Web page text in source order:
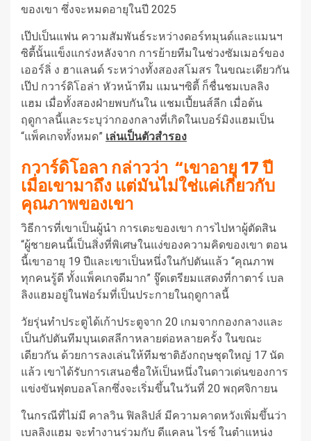
ของเขา ซึ่งจะหมดอายุในปี 2025
เป๊ปเป็นแฟน ความสัมพันธ์ระหว่างดอร์ทมุนด์และแมนฯ
ซิตี้นั้นแข็งแกร่งหลังจาก การย้ายทีมในช่วงซัมเมอร์ของ
เออร์ลิ่ ง ฮาแลนด์ ระหว่างทั้งสองสโมสร ในขณะเดียวกัน
เป๊ป กวาร์ดิโอล่า หัวหน้าทีม แมนฯซิตี้ ก็ชื่นชมเบลลิง
แฮม เมื่อทั้งสองฝ่ายพบกันใน แชมเปี้ยนส์ลีก เมื่อต้น
ฤดูกาลนี้และระบุว่ากองกลางที่เกิดในเบอร์มิงแฮมเป็น
“แพ็คเกจทั้งหมด” เล่นเป็นตัวสํารอง
กวาร์ดิโอลา กล่าวว่า “เขาอายุ 17 ปี
เมื่อเขามาถึง แต่มันไม่ใช่แค่เกี่ยวกับ
คุณภาพของเขา
วิธีการที่เขาเป็นผู้นำ การเตะของเขา การไปหาผู้ตัดสิน
“ผู้ชายคนนี้เป็นสิ่งที่พิเศษในแง่ของความคิดของเขา ตอน
นี้เขาอายุ 19 ปีและเขาเป็นหนึ่งในกัปตันแล้ว “คุณภาพ
ทุกคนรู้ดี ทั้งแพ็คเกจดีมาก” จู๊ดเตรียมแสดงที่กาตาร์ เบล
ลิงแฮมอยู่ในฟอร์มที่เป็นประกายในฤดูกาลนี้
วัยรุ่นทำประตูได้เก้าประตูจาก 20 เกมจากกองกลางและ
เป็นกัปตันทีมบุนเดสลีกาหลายต่อหลายครั้ง ในขณะ
เดียวกัน ด้วยการลงเล่นให้ทีมชาติอังกฤษชุดใหญ่ 17 นัด
แล้ว เขาได้รับการเสนอชื่อให้เป็นหนึ่งในดาวเด่นของการ
แข่งขันฟุตบอลโลกซึ่งจะเริ่มขึ้นในวันที่ 20 พฤศจิกายน
ในกรณีที่ไม่มี คาลวิน ฟิลลิปส์ มีความคาดหวังเพิ่มขึ้นว่า
เบลลิงแฮม จะทำงานร่วมกับ ดีแคลน ไรซ์ ในตำแหน่ง